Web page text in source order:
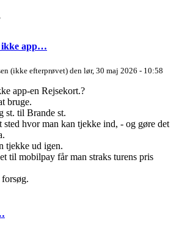
ikke app…
(ikke efterprøvet) den lør, 30 maj 2026 - 10:58
app-en Rejsekort.?
bruge.
st. til Brande st.
hvor man kan tjekke ind, - og gøre det
tjekke ud igen.
til mobilpay får man straks turens pris